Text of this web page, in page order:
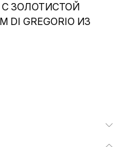
ЗОЛОТИСТОЙ
GREGORIO ИЗ